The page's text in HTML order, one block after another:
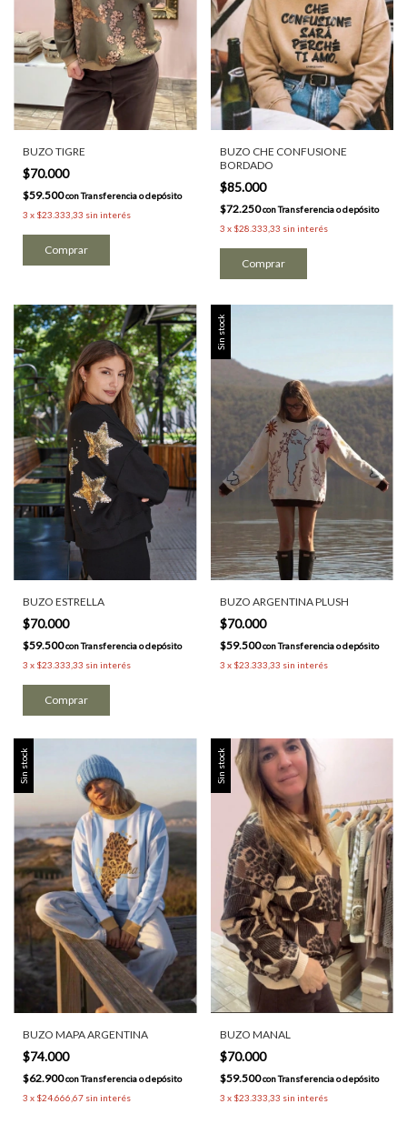
BUZO TIGRE
$70.000
$59.500conTransferencia o depósito
3 x $23.333,33 sin interés
BUZO CHE CONFUSIONE
BORDADO
$85.000
$72.250conTransferencia o depósito
3 x $28.333,33 sin interés
BUZO ESTRELLA
$70.000
$59.500conTransferencia o depósito
3 x $23.333,33 sin interés
Comprar
Sin stock
BUZO ARGENTINA PLUSH
$70.000
$59.500conTransferencia o depósito
3 x $23.333,33 sin interés
Sin stock
BUZO MAPA ARGENTINA
$74.000
$62.900conTransferencia o depósito
3 x $24.666,67 sin interés
Sin stock
BUZO MANAL
$70.000
$59.500conTransferencia o depósito
3 x $23.333,33 sin interés